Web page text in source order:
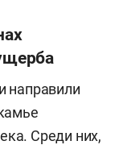
направили
Среди них,